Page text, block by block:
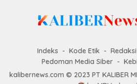
Indeks Kode Etik Redaksi
Pedoman Media Siber
kalibernews.com © 2023 PT KALIBER